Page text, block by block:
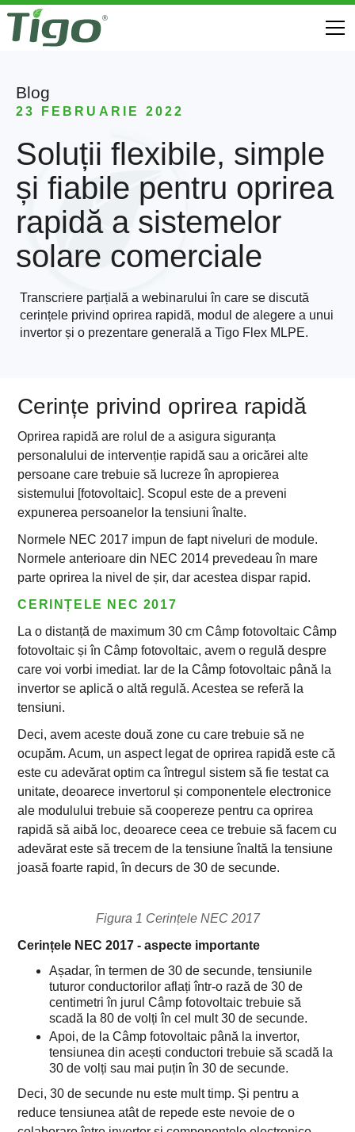
Blog
23 FEBRUARIE 2022
Soluții flexibile, simple
și fiabile pentru oprirea
rapidă a sistemelor
solare comerciale
Transcriere parțială a webinarului în care se discută
cerințele privind oprirea rapidă, modul de alegere a unui
invertor și o prezentare generală a Tigo Flex MLPE.
Cerințe privind oprirea rapidă
Oprirea rapidă are rolul de a asigura siguranța
personalului de intervenție rapidă sau a oricărei alte
persoane care trebuie să lucreze în apropierea
sistemului [fotovoltaic]. Scopul este de a preveni
expunerea persoanelor la tensiuni înalte.
Normele NEC 2017 impun de fapt niveluri de module.
Normele anterioare din NEC 2014 prevedeau în mare
parte oprirea la nivel de șir, dar acestea dispar rapid.
CERINȚELE NEC 2017
La o distanță de maximum 30 cm Câmp fotovoltaic Câmp
fotovoltaic și în Câmp fotovoltaic, avem o regulă despre
care voi vorbi imediat. Iar de la Câmp fotovoltaic până la
invertor se aplică o altă regulă. Acestea se referă la
tensiuni.
Deci, avem aceste două zone cu care trebuie să ne
ocupăm. Acum, un aspect legat de oprirea rapidă este că
este cu adevărat optim ca întregul sistem să fie testat ca
unitate, deoarece invertorul și componentele electronice
ale modulului trebuie să coopereze pentru ca oprirea
rapidă să aibă loc, deoarece ceea ce trebuie să facem cu
adevărat este să trecem de la tensiune înaltă la tensiune
joasă foarte rapid, în decurs de 30 de secunde.
Figura 1 Cerințele NEC 2017
Cerințele NEC 2017 - aspecte importante
Așadar, în termen de 30 de secunde, tensiunile
tuturor conductorilor aflați într-o rază de 30 de
centimetri în jurul Câmp fotovoltaic trebuie să
scadă la 80 de volți în cel mult 30 de secunde.
Apoi, de la Câmp fotovoltaic până la invertor,
tensiunea din acești conductori trebuie să scadă la
30 de volți sau mai puțin în 30 de secunde.
Deci, 30 de secunde nu este mult timp. Și pentru a
reduce tensiunea atât de repede este nevoie de o